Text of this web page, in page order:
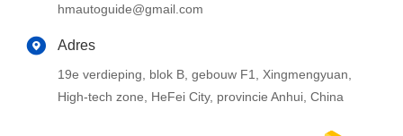
hmautoguide@gmail.com
Adres
19e verdieping, blok B, gebouw F1, Xingmengyuan,
High-tech zone, HeFei City, provincie Anhui, China